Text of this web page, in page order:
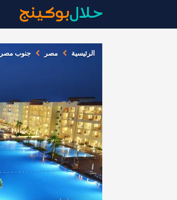
الرئيسية مصر جنوب مصر